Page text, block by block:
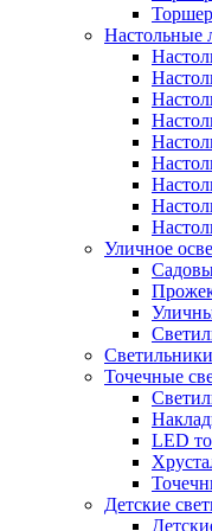
Настольные
Уличное
Точечные
LED
Детские